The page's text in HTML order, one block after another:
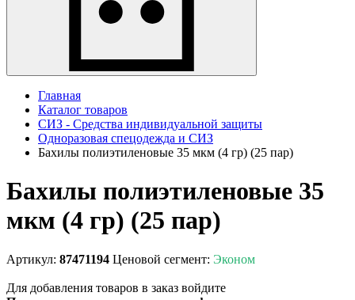
Главная
Каталог товаров
СИЗ - Средства индивидуальной защиты
Одноразовая спецодежда и СИЗ
Бахилы полиэтиленовые 35 мкм (4 гр) (25 пар)
Бахилы полиэтиленовые 35
мкм (4 гр) (25 пар)
Артикул: 87471194 Ценовой сегмент: Эконом
Для добавления товаров в заказ войдите